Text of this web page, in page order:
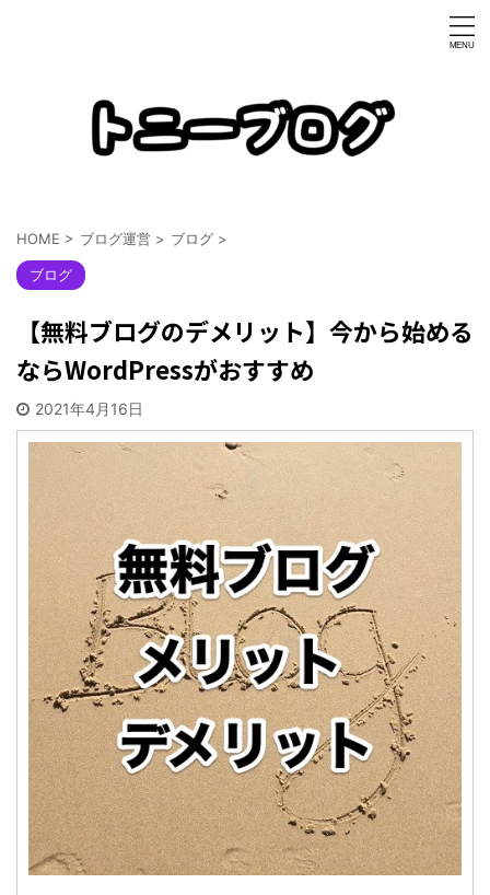
HOME > ブログ運営 > ブログ >
ブログ
【無料ブログのデメリット】今から始める
ならWordPressがおすすめ
2021年4月16日